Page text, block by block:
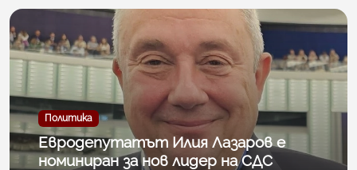
Политика
Евродепутатът Илия Лазаров е
номиниран за нов лидер на СДС